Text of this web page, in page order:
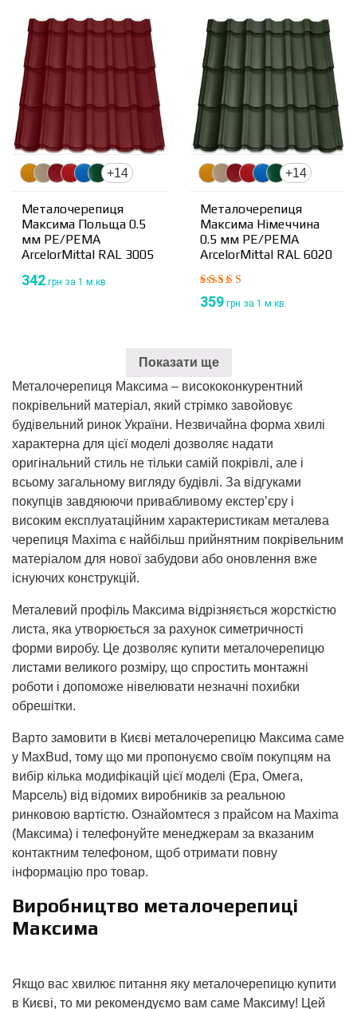
+14
Металочерепиця
Максима Польща 0.5
мм PE/PEMA
ArcelorMittal RAL 3005
342 грн за 1 м.кв.
+14
Металочерепиця
Максима Німеччина
0.5 мм PE/PEMA
ArcelorMittal RAL 6020
Оцінено
4.00
359 грн за 1 м.кв.
Показати ще
Металочерепиця Максима – висококонкурентний
покрівельний матеріал, який стрімко завойовує
будівельний ринок України. Незвичайна форма хвилі
характерна для цієї моделі дозволяє надати
оригінальний стиль не тільки самій покрівлі, але і
всьому загальному вигляду будівлі. За відгуками
покупців завдяюючи привабливому екстер’єру і
високим експлуатаційним характеристикам металева
черепиця Maxima є найбільш прийнятним покрівельним
матеріалом для нової забудови або оновлення вже
існуючих конструкцій.
Металевий профіль Максима відрізняється жорсткістю
листа, яка утворюється за рахунок симетричності
форми виробу. Це дозволяє купити металочерепицю
листами великого розміру, що спростить монтажні
роботи і допоможе нівелювати незначні похибки
обрешітки.
Варто замовити в Києві металочерепицю Максима саме
у MaxBud, тому що ми пропонуємо своїм покупцям на
вибір кілька модифікацій цієї моделі (Ера, Омега,
Марсель) від відомих виробників за реальною
ринковою вартістю. Ознайомтеся з прайсом на Maxima
(Максима) і телефонуйте менеджерам за вказаним
контактним телефоном, щоб отримати повну
інформацію про товар.
Виробництво металочерепиці
Максима
Якщо вас хвилює питання яку металочерепицю купити
в Києві, то ми рекомендуємо вам саме Максиму! Цей